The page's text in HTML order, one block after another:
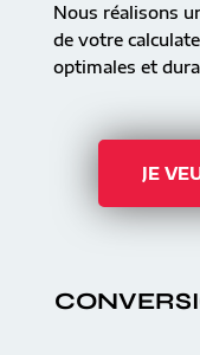
Nous réalisons
de votre
optimales et
JE